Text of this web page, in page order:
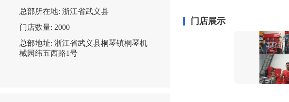
总部所在地: 浙江省武义县
门店数量: 2000
总部地址: 浙江省武义县桐琴镇桐琴机
械园纬五西路1号
门店展示